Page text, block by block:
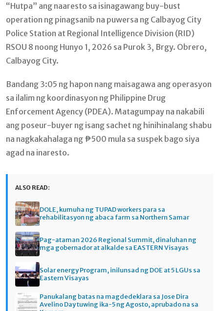
“Hutpa” ang naaresto sa isinagawang buy-bust
operation ng pinagsanib na puwersa ng Calbayog City
Police Station at Regional Intelligence Division (RID)
RSOU 8 noong Hunyo 1, 2026 sa Purok 3, Brgy. Obrero,
Calbayog City.
Bandang 3:05 ng hapon nang maisagawa ang operasyon
sa ilalim ng koordinasyon ng Philippine Drug
Enforcement Agency (PDEA). Matagumpay na nakabili
ang poseur-buyer ng isang sachet ng hinihinalang shabu
na nagkakahalaga ng ₱500 mula sa suspek bago siya
agad na inaresto.
ALSO READ:
DOLE, kumuha ng TUPAD workers para sa
rehabilitasyon ng abaca farm sa Northern Samar
Pag-ataman 2026 Regional Summit, dinaluhan ng
mga gobernador at alkalde sa EASTERN Visayas
Solar energy Program, inilunsad ng DOE at 5 LGUs sa
Eastern Visayas
Panukalang batas na magdedeklara sa Jose Dira
Avelino Day tuwing ika-5 ng Agosto, aprubado na sa